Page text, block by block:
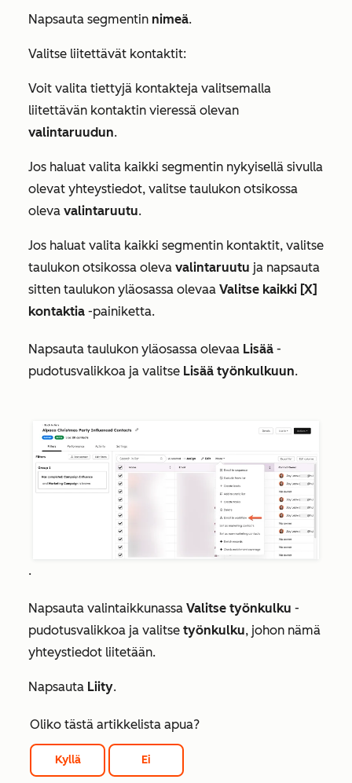
Napsauta segmentin nimeä.
Valitse liitettävät kontaktit:
Voit valita tiettyjä kontakteja valitsemalla
liitettävän kontaktin vieressä olevan
valintaruudun.
Jos haluat valita kaikki segmentin nykyisellä sivulla
olevat yhteystiedot, valitse taulukon otsikossa
oleva valintaruutu.
Jos haluat valita kaikki segmentin kontaktit, valitse
taulukon otsikossa oleva valintaruutu ja napsauta
sitten taulukon yläosassa olevaa Valitse kaikki [X]
kontaktia -painiketta.
Napsauta taulukon yläosassa olevaa Lisää -
pudotusvalikkoa ja valitse Lisää työnkulkuun.
.
Napsauta valintaikkunassa Valitse työnkulku -
pudotusvalikkoa ja valitse työnkulku, johon nämä
yhteystiedot liitetään.
Napsauta Liity.
Oliko tästä artikkelista apua?
Kyllä Ei